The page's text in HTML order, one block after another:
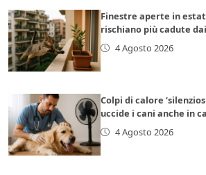
Finestre aperte in
rischiano più cadute
4 Agosto 2026
Colpi di calore
uccide i cani anche in
4 Agosto 2026